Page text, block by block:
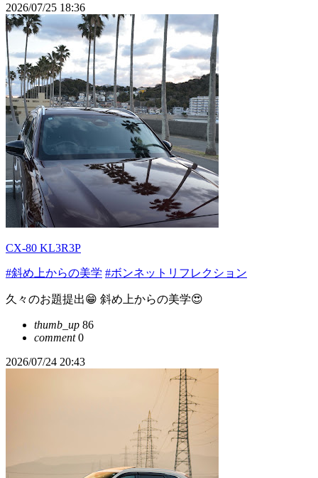
2026/07/25 18:36
CX-80 KL3R3P
#斜め上からの美学 #ボンネットリフレクション
久々のお題提出😁 斜め上からの美学😍
thumb_up 86
comment0
2026/07/24 20:43